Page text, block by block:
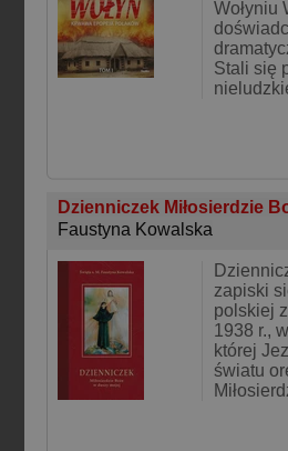
Wołyniu
Stali się
Dzienniczek Miłosierdzie
Faustyna Kowalska
zapiski
polskiej
1938 r.,
której
światu